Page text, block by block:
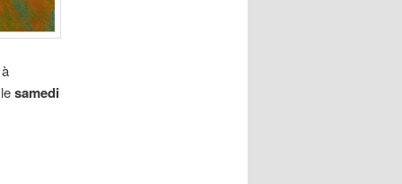
samedi